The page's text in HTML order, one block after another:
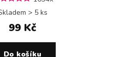
> 5 ks
99 Kč
Do košíku